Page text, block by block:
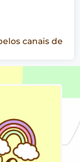
canais de